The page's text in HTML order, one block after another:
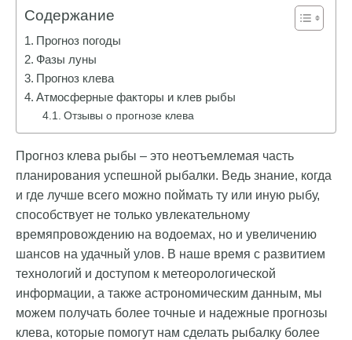
Содержание
Прогноз погоды
Фазы луны
Прогноз клева
Атмосферные факторы и клев рыбы
Отзывы о прогнозе клева
Прогноз клева рыбы – это неотъемлемая часть
планирования успешной рыбалки. Ведь знание, когда
и где лучше всего можно поймать ту или иную рыбу,
способствует не только увлекательному
времяпровождению на водоемах, но и увеличению
шансов на удачный улов. В наше время с развитием
технологий и доступом к метеорологической
информации, а также астрономическим данным, мы
можем получать более точные и надежные прогнозы
клева, которые помогут нам сделать рыбалку более